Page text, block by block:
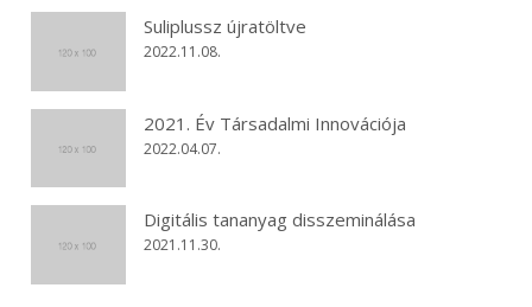
Suliplussz újratöltve
2022.11.08.
2021. Év Társadalmi Innovációja
2022.04.07.
Digitális tananyag disszeminálása
2021.11.30.